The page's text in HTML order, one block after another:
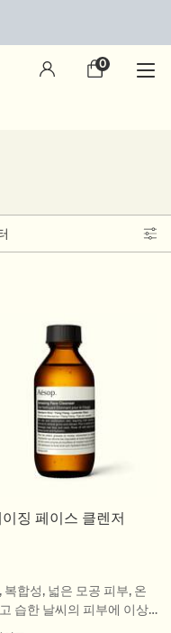
장
0
0 제품
menu
징 페이스 클렌저
복합성, 넓은 모공 피부, 온
습한 날씨의 피부에 이상